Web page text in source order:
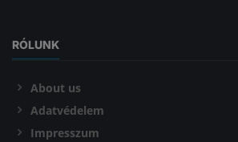
RÓLUNK
About us
Adatvédelem
Impresszum